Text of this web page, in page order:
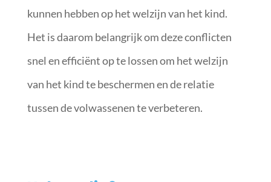
kunnen hebben op het welzijn van het kind.
Het is daarom belangrijk om deze conflicten
snel en efficiënt op te lossen om het welzijn
van het kind te beschermen en de relatie
tussen de volwassenen te verbeteren.